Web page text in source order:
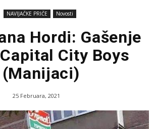
NAVIJAČKE PRIČE Novosti
Hordi: Gašenje
City Boys
(Manijaci)
25 Februara, 2021